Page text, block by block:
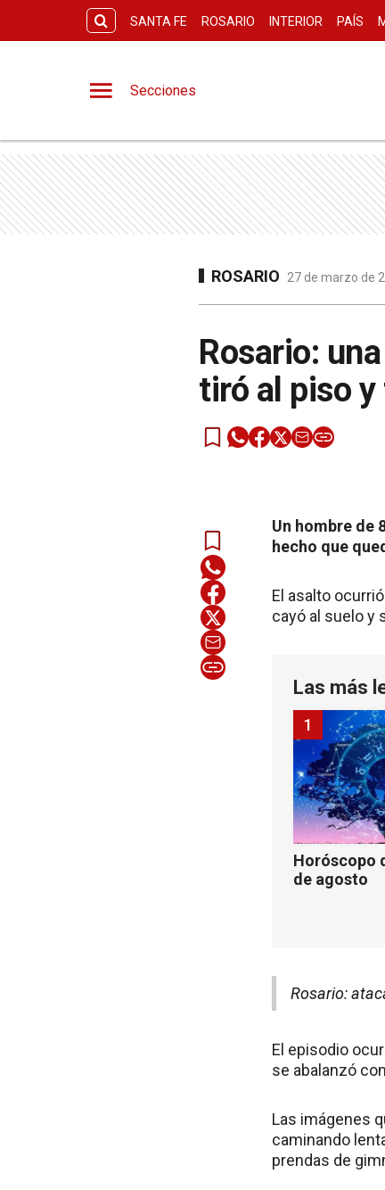
SANTA FE ROSARIO INTERIOR PAÍS
Secciones
ROSARIO 27 de marzo de
Rosario:
tiró al piso
Un hombre de
hecho que
El asalto
cayó al suelo y
Las más
Horóscopo
de agosto
1
Rosario:
El episodio
se abalanzó
Las imágenes
caminando
prendas de